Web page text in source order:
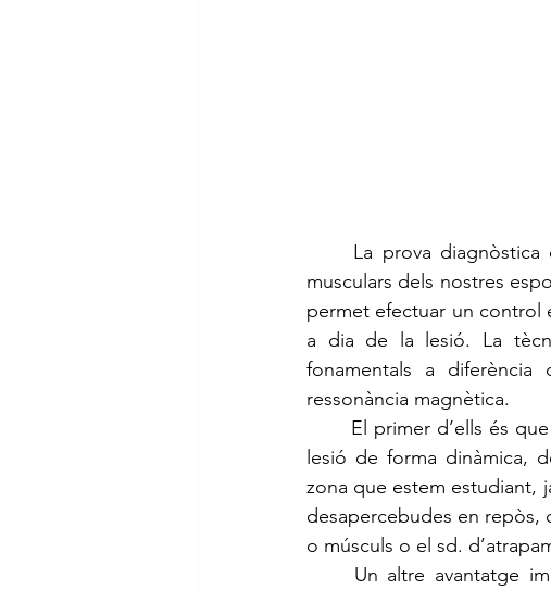
musculars dels nostres
permet efectuar un control
a dia de la lesió. La
fonamentals a
ressonància magnètica.
lesió de forma dinàmica,
zona que estem estudiant,
desapercebudes en repòs,
o músculs o el sd.